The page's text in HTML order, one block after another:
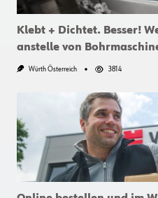
Klebt + Dichtet. Besser!
anstelle von
Würth Österreich 3814